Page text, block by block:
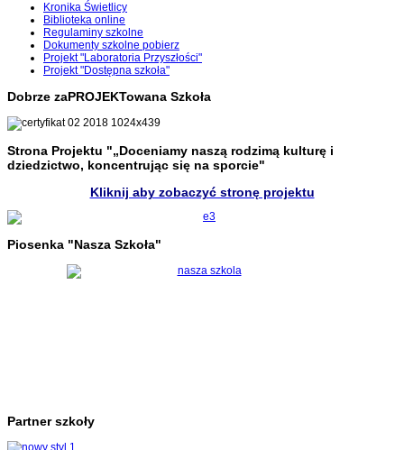
Kronika Świetlicy
Biblioteka online
Regulaminy szkolne
Dokumenty szkolne pobierz
Projekt "Laboratoria Przyszłości"
Projekt "Dostępna szkoła"
Dobrze zaPROJEKTowana Szkoła
Strona Projektu "„Doceniamy naszą rodzimą kulturę i
dziedzictwo, koncentrując się na sporcie"
Kliknij aby zobaczyć stronę projektu
Piosenka "Nasza Szkoła"
Partner szkoły